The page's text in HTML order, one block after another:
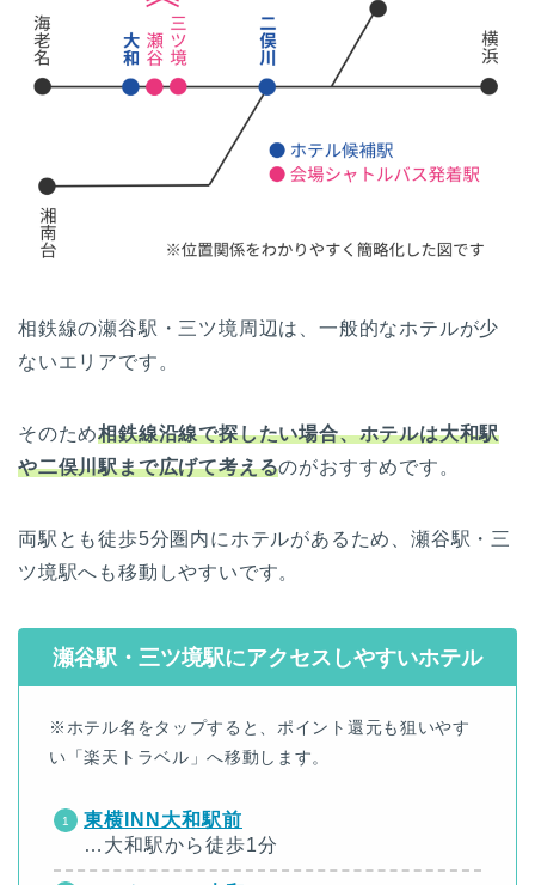
相鉄線の瀬谷駅・三ツ境周辺は、一般的なホテルが少
ないエリアです。
そのため相鉄線沿線で探したい場合、ホテルは大和駅
や二俣川駅まで広げて考えるのがおすすめです。
両駅とも徒歩5分圏内にホテルがあるため、瀬谷駅・三
ツ境駅へも移動しやすいです。
瀬谷駅・三ツ境駅にアクセスしやすいホテル
※ホテル名をタップすると、ポイント還元も狙いやす
い「楽天トラベル」へ移動します。
東横INN大和駅前
…大和駅から徒歩1分